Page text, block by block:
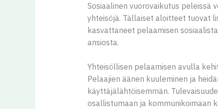
Sosiaalinen vuorovaikutus peleissä
yhteisöjä. Tällaiset aloitteet tuovat
kasvattaneet pelaamisen
ansiosta.
Yhteisöllisen pelaamisen avulla
Pelaajien äänen kuuleminen ja
käyttäjälähtöisemmän.
osallistumaan ja kommunikoimaan